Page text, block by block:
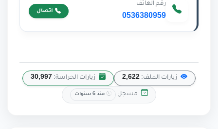
رقم الهاتف
0536380959
اتصال
زيارات الملف: 2,622 زيارات الحراسة: 30,997
مسجل منذ 6 سنوات